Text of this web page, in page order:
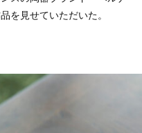
を見せていただいた。